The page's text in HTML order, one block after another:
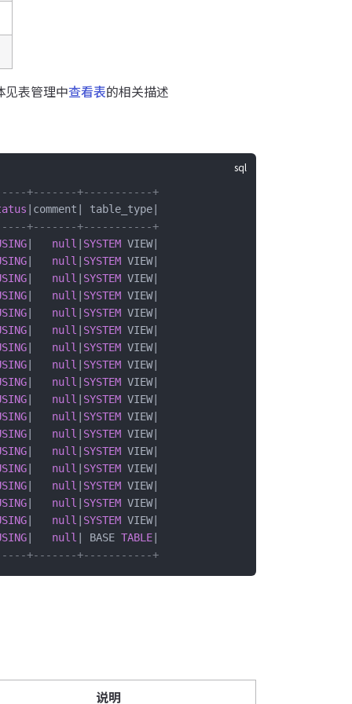
见表管理中查看表的相关描述
+-------+-----------+
|comment| table_type|
+-------+-----------+
| null | SYSTEM VIEW|
| null | SYSTEM VIEW|
| null | SYSTEM VIEW|
| null | SYSTEM VIEW|
| null | SYSTEM VIEW|
| null | SYSTEM VIEW|
| null | SYSTEM VIEW|
| null | SYSTEM VIEW|
| null | SYSTEM VIEW|
| null | SYSTEM VIEW|
| null | SYSTEM VIEW|
| null | SYSTEM VIEW|
| null | SYSTEM VIEW|
| null | SYSTEM VIEW|
| null | SYSTEM VIEW|
| null | SYSTEM VIEW|
| null | SYSTEM VIEW|
| null | BASE TABLE|
+-------+-----------+
说明